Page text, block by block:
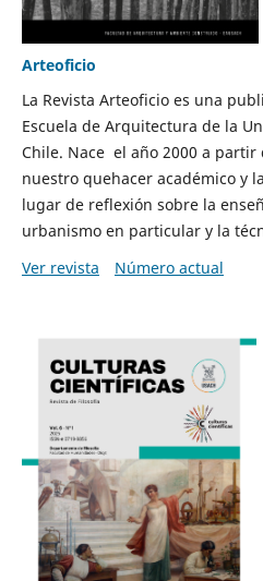
Arteoficio
La Revista Arteoficio es una
Escuela de Arquitectura de la
Chile. Nace el año 2000 a
nuestro quehacer académico y
lugar de reflexión sobre la
urbanismo en particular y la
Ver revista
Número actual